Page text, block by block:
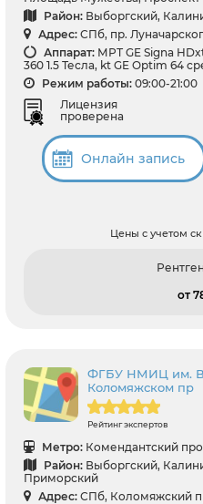
Район: Выборгский,
Адрес: СПб, пр.
Аппарат: МРТ GE Signa
360 1.5 Тесла, kt GE Optim 64
Режим работы: 09:00-21:00
Лицензия
проверена
Онлайн запись
Цены с учетом
от
ФГБУ НМИЦ им.
Коломяжском пр
Рейтинг экспертов
Метро: Комендантский
Район: Выборгский,
Приморский
Адрес: СПб, Коломяжский